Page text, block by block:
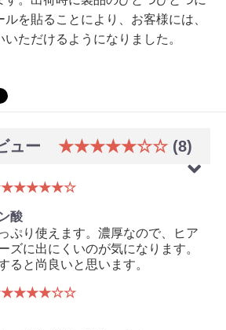
を貼ることにより、お客様には、
ただけるようになりました。
ュー ★★★★★☆☆ (8)
酸
ぷり使えます。濃厚なので、ヒア
ズに出にくいのが気になります。
ると尚良いと思います。